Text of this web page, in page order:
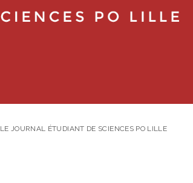
LE JOURNAL ÉTUDIANT DE SCIENCES PO LILLE